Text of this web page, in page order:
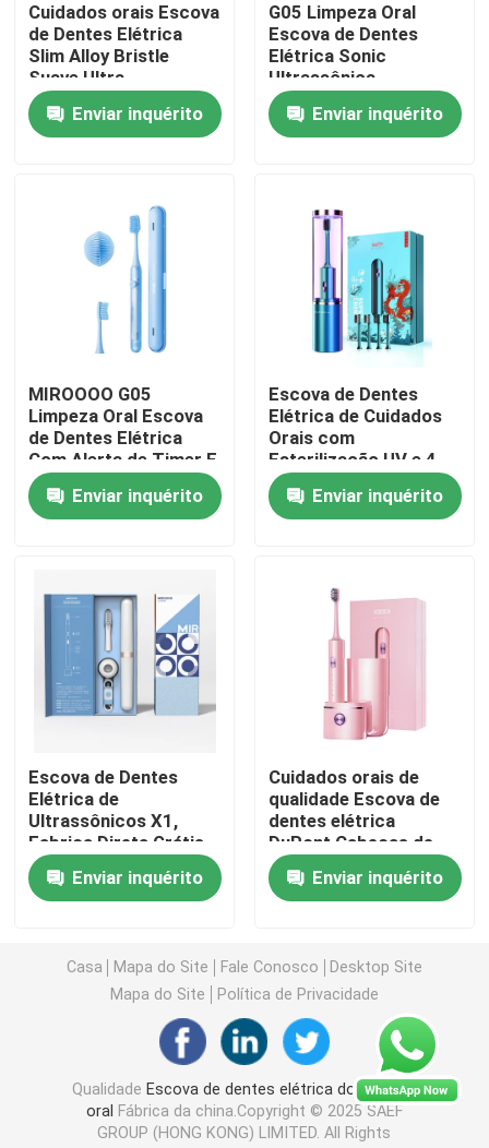
Para casa
Produtos
Sobre nós
Visita à fábrica
Contacte-nos
Solicite um orçamento
Escova de dentes elétrica impermeável
escova de dentes elétrica recarregável
Escova de dentes elétrica adulta
Escova de dentes elétrica das crianças
Escova de dentes elétrica esperta
Cuidados orais Escova
de Dentes Elétrica
Slim Alloy Bristle
Suave Ultra
Branqueador Escova
de Dentes Eletrônica
Enviar inquérito
G05 Limpeza Oral
Escova de Dentes
Elétrica Sonic
Ultrassônica
Recarregável Com
Alerta de Timer
Enviar inquérito
MIROOOO G05
Limpeza Oral Escova
de Dentes Elétrica
Com Alerta de Timer E
Carregamento Sem
Fio
Enviar inquérito
Escova de Dentes
Elétrica de Cuidados
Orais com
Esterilização UV e 4
modos de limpeza
Enviar inquérito
Escova de Dentes
Elétrica de
Ultrassônicos X1,
Fabrica Direta Grátis
Escova de Dentes
Elétrica Recarregável
Para Branqueamento
Enviar inquérito
Cuidados orais de
qualidade Escova de
dentes elétrica
DuPont Cabeças de
escova com 4 modos
de limpeza e
temporizador
Enviar inquérito
Casa Mapa do Site Fale Conosco
Desktop Site
Mapa do Site
Política de Privacidade
Qualidade Escova de dentes elétrica do cuidado
oral
Fábrica da china.Copyright © 2025 SAEF
GROUP (HONG KONG) LIMITED. All Rights